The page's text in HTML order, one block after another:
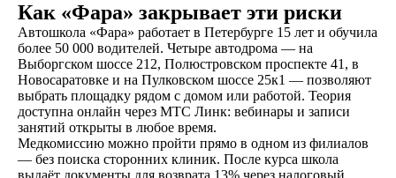
Как «Фара» закрывает эти риски
Автошкола «Фара» работает в Петербурге 15 лет и обучила
более 50 000 водителей. Четыре автодрома — на
Выборгском шоссе 212, Полюстровском проспекте 41, в
Новосаратовке и на Пулковском шоссе 25к1 — позволяют
выбрать площадку рядом с домом или работой. Теория
доступна онлайн через МТС Линк: вебинары и записи
занятий открыты в любое время.
Медкомиссию можно пройти прямо в одном из филиалов
— без поиска сторонних клиник. После курса школа
выдаёт документы для возврата 13% через налоговый